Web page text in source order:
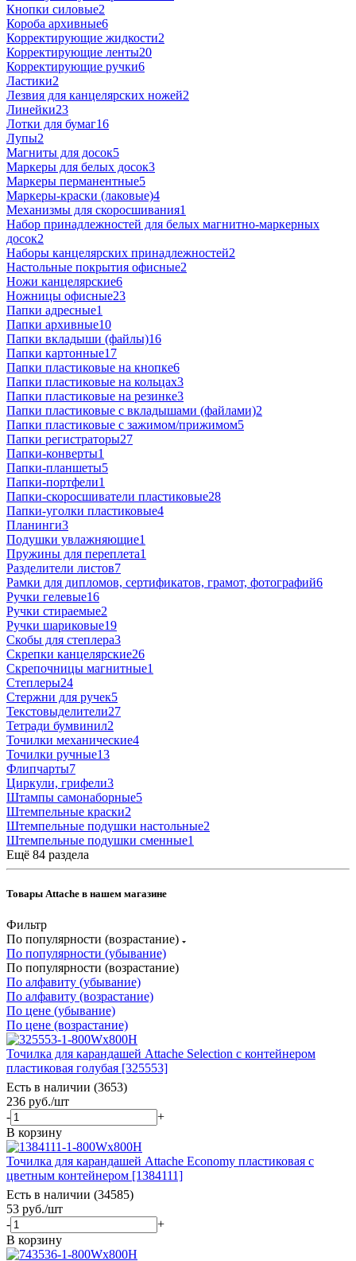
Кнопки силовые2
Короба архивные6
Корректирующие жидкости2
Корректирующие ленты20
Корректирующие ручки6
Ластики2
Лезвия для канцелярских ножей2
Линейки23
Лотки для бумаг16
Лупы2
Магниты для досок5
Маркеры для белых досок3
Маркеры перманентные5
Маркеры-краски (лаковые)4
Механизмы для скоросшивания1
Набор принадлежностей для белых магнитно-маркерных
досок2
Наборы канцелярских принадлежностей2
Настольные покрытия офисные2
Ножи канцелярские6
Ножницы офисные23
Папки адресные1
Папки архивные10
Папки вкладыши (файлы)16
Папки картонные17
Папки пластиковые на кнопке6
Папки пластиковые на кольцах3
Папки пластиковые на резинке3
Папки пластиковые с вкладышами (файлами)2
Папки пластиковые с зажимом/прижимом5
Папки регистраторы27
Папки-конверты1
Папки-планшеты5
Папки-портфели1
Папки-скоросшиватели пластиковые28
Папки-уголки пластиковые4
Планинги3
Подушки увлажняющие1
Пружины для переплета1
Разделители листов7
Рамки для дипломов, сертификатов, грамот, фотографий6
Ручки гелевые16
Ручки стираемые2
Ручки шариковые19
Скобы для степлера3
Скрепки канцелярские26
Скрепочницы магнитные1
Степлеры24
Стержни для ручек5
Текстовыделители27
Тетради бумвинил2
Точилки механические4
Точилки ручные13
Флипчарты7
Циркули, грифели3
Штампы самонаборные5
Штемпельные краски2
Штемпельные подушки настольные2
Штемпельные подушки сменные1
Ещё 84 раздела
Товары Attache в нашем магазине
Фильтр
По популярности (возрастание)
По популярности (убывание)
По популярности (возрастание)
По алфавиту (убывание)
По алфавиту (возрастание)
По цене (убывание)
По цене (возрастание)
Точилка для карандашей Attache Selection с контейнером
пластиковая голубая [325553]
Есть в наличии (3653)
236 руб./шт
-
+
В корзину
Точилка для карандашей Attache Economy пластиковая с
цветным контейнером [1384111]
Есть в наличии (34585)
53 руб./шт
-
+
В корзину